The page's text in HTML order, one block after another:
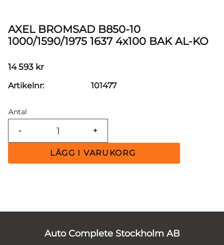
AXEL BROMSAD B850-10
1000/1590/1975 1637 4x100 BAK AL-KO
14 593 kr
Antal
+
-
Artikelnr 101477
Auto Complete Stockholm AB